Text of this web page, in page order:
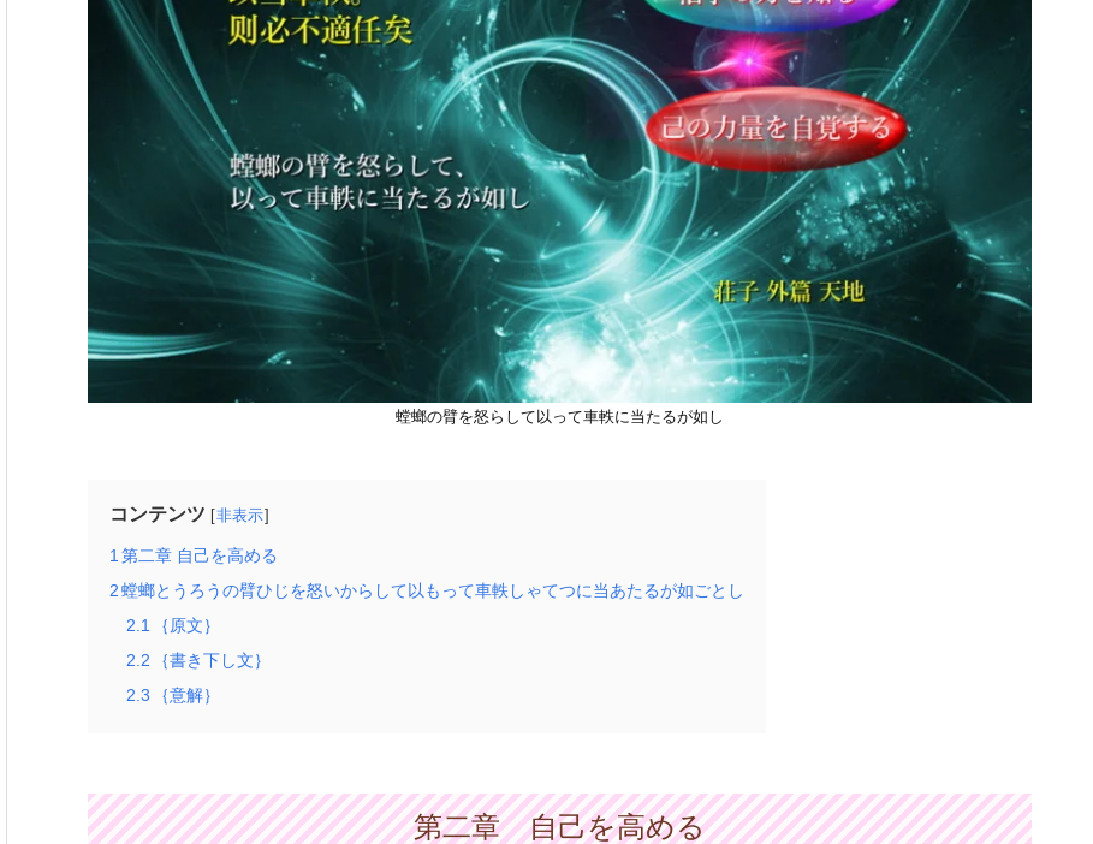
螳螂の臂を怒らして以って車軼に当たるが如し
コンテンツ 非表示
1 第二章 自己を高める
2螳螂とうろうの臂ひじを怒いからして以もって車軼しゃてつに当あたるが如ごとし
2.1
｛原文｝
2.2
｛書き下し文｝
2.3
｛意解｝
第二章 自己を高める